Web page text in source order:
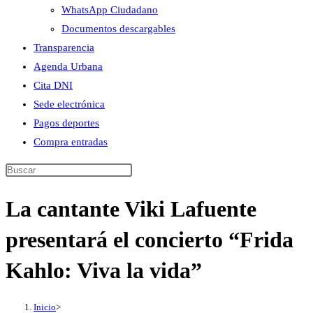
WhatsApp Ciudadano
Documentos descargables
Transparencia
Agenda Urbana
Cita DNI
Sede electrónica
Pagos deportes
Compra entradas
Buscar
esta
La cantante Viki Lafuente
presentará el concierto “Frida
Kahlo: Viva la vida”
Inicio>